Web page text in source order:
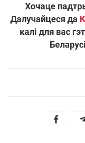
Хочаце
Далучайцеся да
калі для вас